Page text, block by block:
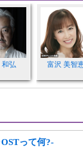
和弘 富沢 美智
って何?-